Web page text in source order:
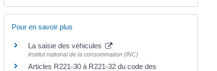
Pour en savoir plus
La saisie des véhicules
Institut national de la consommation (INC)
Articles R221-30 à R221-32 du code des